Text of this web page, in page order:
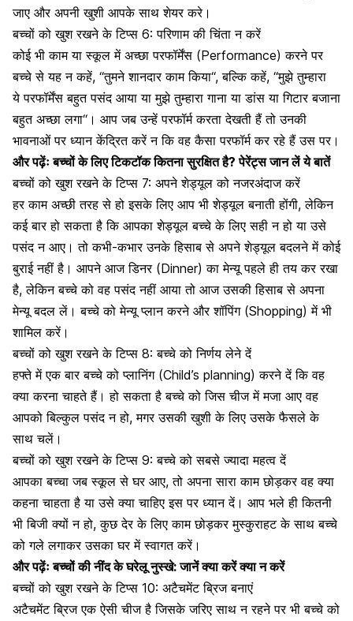
जाए और अपनी खुशी आपके साथ शेयर करे।
बच्चों को खुश रखने के टिप्स 6:परिणाम की चिंता न करें
कोई भी काम या स्कूल में अच्छा परफॉर्मेंस (Performance) करने पर
बच्चे से यह न कहें, “तुमने शानदार काम किया“, बल्कि कहें, “मुझे तुम्हारा
ये परफॉर्मेंस बहुत पसंद आया या मुझे तुम्हारा गाना या डांस या गिटार बजाना
बहुत अच्छा लगा“ । आप जब उन्हें परफॉर्म करता देखती हैं तो उनकी
भावनाओं पर ध्यान केंद्रित करें न कि वह कैसा परफॉर्म कर रहे हैं उस पर।
और पढ़ेंःबच्चों के लिए टिकटॉक कितना सुरक्षित है? पेरेंट्स जान लें ये बातें
बच्चों को खुश रखने के टिप्स 7: अपने शेड्यूल को नजरअंदाज करें
हर काम अच्छी तरह से हो इसके लिए आप भी शेड्यूल बनाती होंगी, लेकिन
कई बार हो सकता है कि आपका शेड्यूल बच्चे के लिए सही न हो या उसे
पसंद न आए। तो कभी-कभार उनके हिसाब से अपने शेड्यूल बदलने में कोई
बुराई नहीं है। आपने आज डिनर (Dinner) का मेन्यू पहले ही तय कर रखा
है, लेकिन बच्चे को वह पसंद नहीं आया तो आज उसकी हिसाब से अपना
मेन्यू बदल लें। बच्चे को मेन्यू प्लान करने और शॉपिंग (Shopping) में भी
शामिल करें।
बच्चों को खुश रखने के टिप्स 8:बच्चे को निर्णय लेने दें
हफ्ते में एक बार बच्चे को प्लानिंग (Child’s planning) करने दें कि वह
क्या करना चाहते हैं। हो सकता है बच्चे को जिस चीज में मजा आए वह
आपको बिल्कुल पसंद न हो, मगर उसकी खुशी के लिए उसके फैसले के
साथ चलें।
बच्चों को खुश रखने के टिप्स 9:बच्चे को सबसे ज्यादा महत्व दें
आपकाबच्चा जब स्कूल से घर आए, तो अपना सारा काम छोड़कर वह क्या
कहना चाहता है या उसे क्या चाहिए इस पर ध्यान दें। आप भले ही कितनी
भी बिजी क्यों न हो, कुछ देर के लिए काम छोड़कर मुस्कुराहट के साथ बच्चे
को गले लगाकर उसका घर में स्वागत करें।
और पढ़ेंः बच्चों की नींद के घरेलू नुस्खे: जानें क्या करें क्या न करें
बच्चों को खुश रखने के टिप्स 10: अटैचमेंट ब्रिज बनाएं
अटैचमेंट ब्रिज एक ऐसी चीज है जिसके जरिए साथ न रहने पर भी बच्चे को